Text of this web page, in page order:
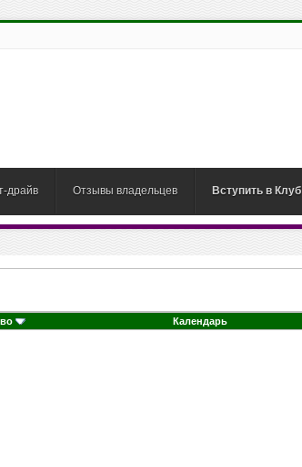
драйв Отзывы владельцев Вступить в Клуб
Календарь